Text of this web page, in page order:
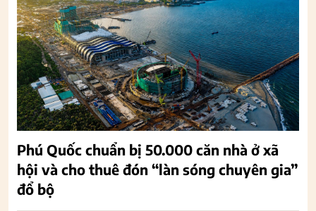
Phú Quốc chuẩn bị 50.000 căn nhà ở xã
hội và cho thuê đón “làn sóng chuyên gia”
đổ bộ